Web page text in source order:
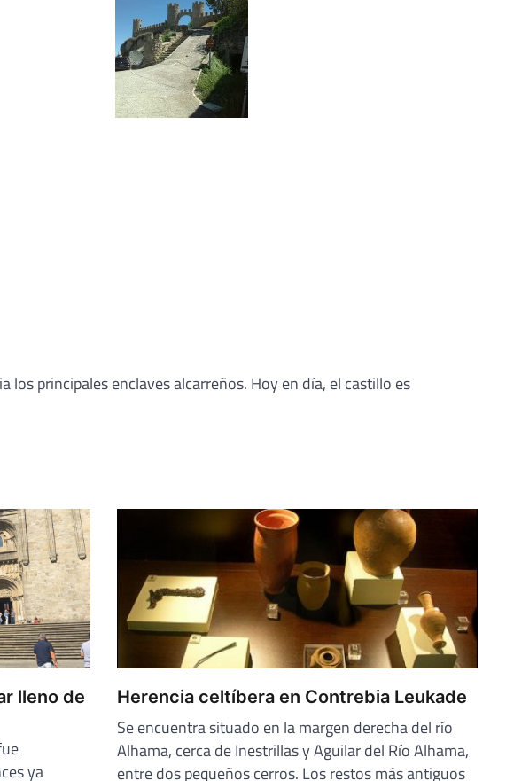
los principales enclaves alcarreños. Hoy en día, el castillo es
lleno de
ya
Herencia celtíbera en Contrebia Leukade
Se encuentra situado en la margen derecha del río
Alhama, cerca de Inestrillas y Aguilar del Río Alhama,
entre dos pequeños cerros. Los restos más antiguos